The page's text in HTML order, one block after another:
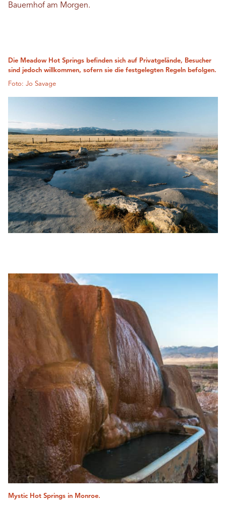
Bauernhof am Morgen.
Die Meadow Hot Springs befinden sich auf Privatgelände, Besucher
sind jedoch willkommen, sofern sie die festgelegten Regeln befolgen.
Foto: Jo Savage
Mystic Hot Springs in Monroe.